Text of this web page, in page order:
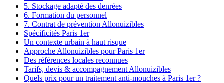
5. Stockage adapté des denrées
6. Formation du personnel
7. Contrat de prévention Allonuizibles
Spécificités Paris 1er
Un contexte urbain à haut risque
Approche Allonuizibles pour Paris 1er
Des références locales reconnues
Tarifs, devis & accompagnement Allonuizibles
Quels prix pour un traitement anti-mouches à Paris 1er ?